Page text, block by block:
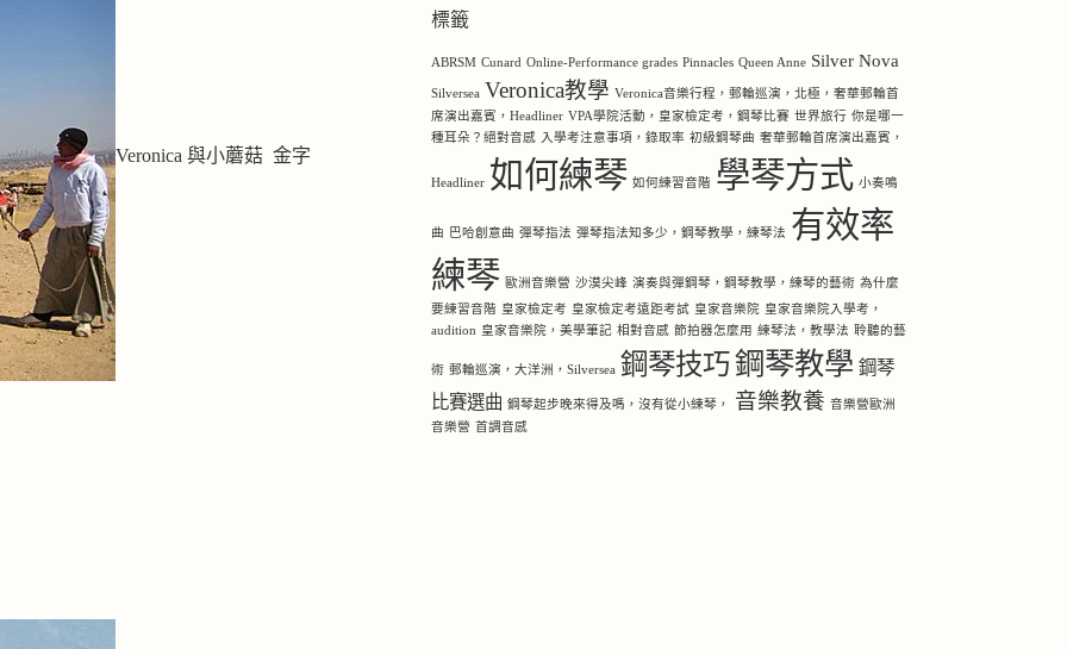
Veronica 與小蘑菇 金字
標籤
ABRSM Cunard Online-Performance grades Pinnacles Queen Anne Silver Nova
Silversea Veronica教學 Veronica音樂行程，郵輪巡演，北極，奢華郵輪首
席演出嘉賓，Headliner VPA學院活動，皇家檢定考，鋼琴比賽 世界旅行 你是哪一
種耳朵？絕對音感 入學考注意事項，錄取率 初級鋼琴曲 奢華郵輪首席演出嘉賓，
Headliner 如何練琴 如何練習音階 學琴方式 小奏鳴
曲 巴哈創意曲 彈琴指法 彈琴指法知多少，鋼琴教學，練琴法 有效率
練琴 歐洲音樂營 沙漠尖峰 演奏與彈鋼琴，鋼琴教學，練琴的藝術 為什麼
要練習音階 皇家檢定考 皇家檢定考遠距考試 皇家音樂院 皇家音樂院入學考，
audition 皇家音樂院，美學筆記 相對音感 節拍器怎麼用 練琴法，教學法 聆聽的藝
術 郵輪巡演，大洋洲，Silversea 鋼琴技巧鋼琴教學 鋼琴
比賽選曲 鋼琴起步晚來得及嗎，沒有從小練琴， 音樂教養 音樂營歐洲
音樂營 首調音感